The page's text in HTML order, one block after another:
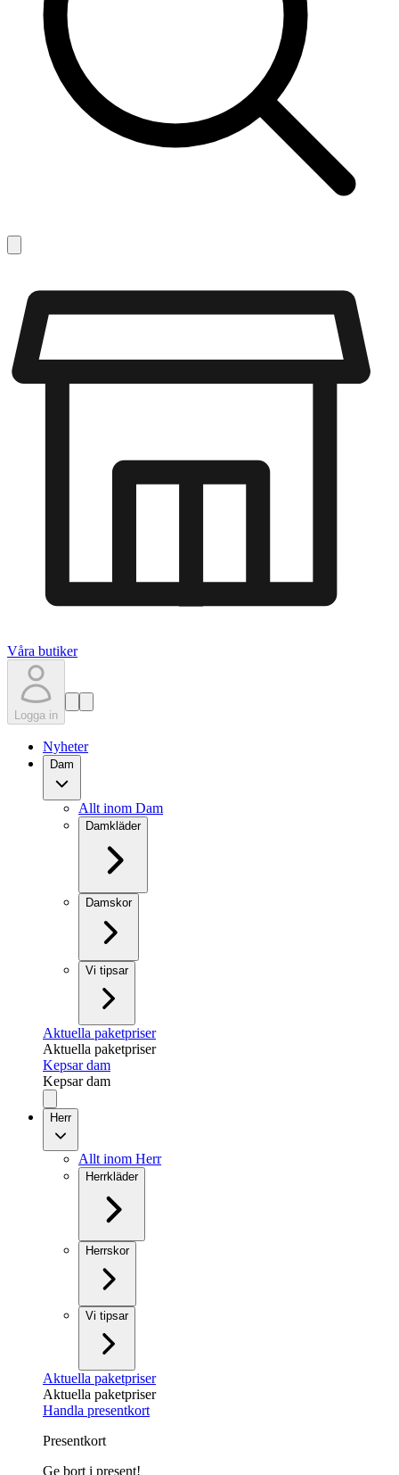
Våra butiker
Logga in
Nyheter
Dam
Allt inom Dam
Damkläder
Damskor
Vi tipsar
Aktuella paketpriser
Aktuella paketpriser
Kepsar dam
Kepsar dam
Herr
Allt inom Herr
Herrkläder
Herrskor
Vi tipsar
Aktuella paketpriser
Aktuella paketpriser
Handla presentkort
Presentkort
Ge bort i present!